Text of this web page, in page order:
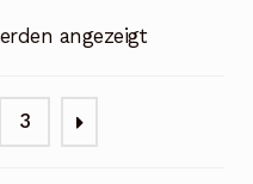
angezeigt
3